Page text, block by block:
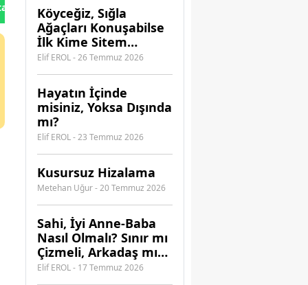
GönderKöyceğiz, Sığla
Ağaçları Konuşabilse
İlk Kime Sitem
Ederdi?
Elif EROL - 26 Temmuz 2026
Hayatın İçinde
misiniz, Yoksa Dışında
mı?
Elif EROL - 23 Temmuz 2026
Kusursuz Hizalama
Metehan Uğur - 20 Temmuz 2026
​Sahi, İyi Anne-Baba
Nasıl Olmalı? Sınır mı
Çizmeli, Arkadaş mı
Olmalı?
Elif EROL - 17 Temmuz 2026